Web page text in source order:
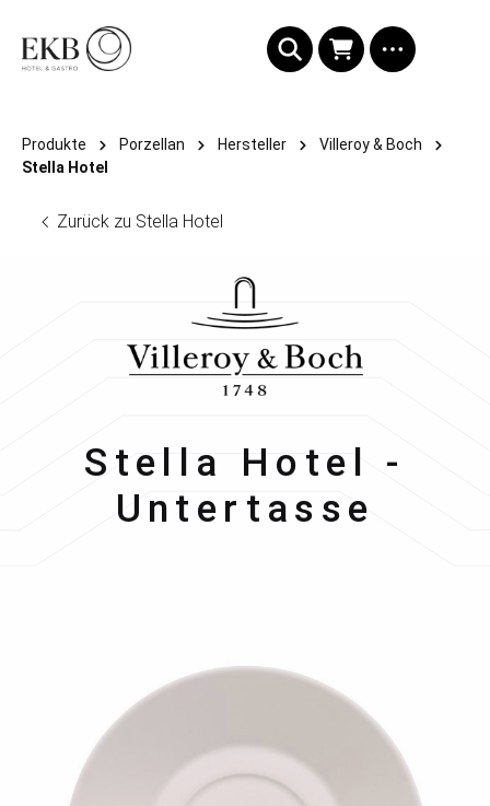
Produkte Porzellan Hersteller
Villeroy & Boch
Stella Hotel
Zurück zu Stella Hotel
Villeroy & Boch
Stella Hotel -
Untertasse